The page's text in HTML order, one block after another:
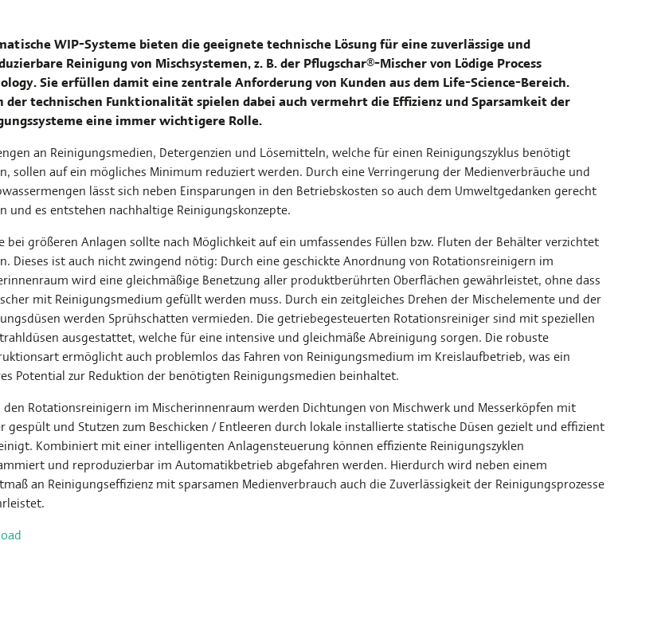
WIP-Systeme bieten die geeignete technische Lösung für eine zuverlässige und
Reinigung von Mischsystemen, z. B. der Pflugschar®-Mischer von Lödige Process
Sie erfüllen damit eine zentrale Anforderung von Kunden aus dem Life-Science-Bereich.
der technischen Funktionalität spielen dabei auch vermehrt die Effizienz und Sparsamkeit der
eine immer wichtigere Rolle.
an Reinigungsmedien, Detergenzien und Lösemitteln, welche für einen Reinigungszyklus benötigt
sollen auf ein mögliches Minimum reduziert werden. Durch eine Verringerung der Medienverbräuche und
lässt sich neben Einsparungen in den Betriebskosten so auch dem Umweltgedanken gerecht
und es entstehen nachhaltige Reinigungskonzepte.
bei größeren Anlagen sollte nach Möglichkeit auf ein umfassendes Füllen bzw. Fluten der Behälter verzichtet
Dieses ist auch nicht zwingend nötig: Durch eine geschickte Anordnung von Rotationsreinigern im
wird eine gleichmäßige Benetzung aller produktberührten Oberflächen gewährleistet, ohne dass
mit Reinigungsmedium gefüllt werden muss. Durch ein zeitgleiches Drehen der Mischelemente und der
werden Sprühschatten vermieden. Die getriebegesteuerten Rotationsreiniger sind mit speziellen
ausgestattet, welche für eine intensive und gleichmäße Abreinigung sorgen. Die robuste
ermöglicht auch problemlos das Fahren von Reinigungsmedium im Kreislaufbetrieb, was ein
Potential zur Reduktion der benötigten Reinigungsmedien beinhaltet.
den Rotationsreinigern im Mischerinnenraum werden Dichtungen von Mischwerk und Messerköpfen mit
gespült und Stutzen zum Beschicken / Entleeren durch lokale installierte statische Düsen gezielt und effizient
Kombiniert mit einer intelligenten Anlagensteuerung können effiziente Reinigungszyklen
und reproduzierbar im Automatikbetrieb abgefahren werden. Hierdurch wird neben einem
an Reinigungseffizienz mit sparsamen Medienverbrauch auch die Zuverlässigkeit der Reinigungsprozesse